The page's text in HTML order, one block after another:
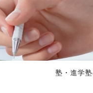
塾・進学